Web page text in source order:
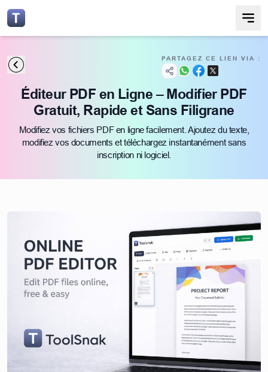
PARTAGEZ CE LIEN VIA :
Éditeur PDF en Ligne – Modifier PDF
Gratuit, Rapide et Sans Filigrane
Modifiez vos fichiers PDF en ligne facilement. Ajoutez du texte,
modifiez vos documents et téléchargez instantanément sans
inscription ni logiciel.